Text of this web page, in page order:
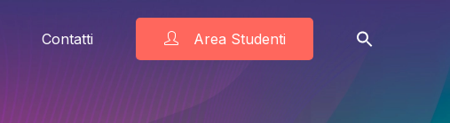
Contatti Area Studenti